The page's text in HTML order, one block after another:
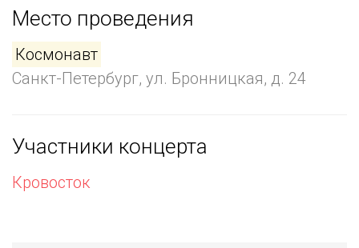
Место проведения
Космонавт
Санкт-Петербург, ул. Бронницкая, д. 24
Участники концерта
Кровосток